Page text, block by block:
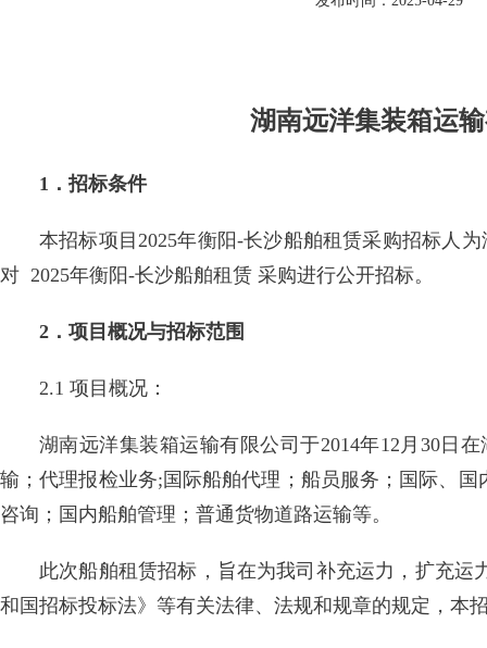
湖南远洋集装箱运
1．招标条件
本招标项目2025年衡阳-长沙船舶租赁采购招标
对 2025年衡阳-长沙船舶租赁 采购进行公开招标。
2．项目概况与招标范围
2.1 项目概况：
湖南远洋集装箱运输有限公司于2014年12月30日
输；代理报检业务;国际船舶代理；船员服务；国际、
咨询；国内船舶管理；普通货物道路运输等。
此次船舶租赁招标，旨在为我司补充运力，扩充
和国招标投标法》等有关法律、法规和规章的规定，本